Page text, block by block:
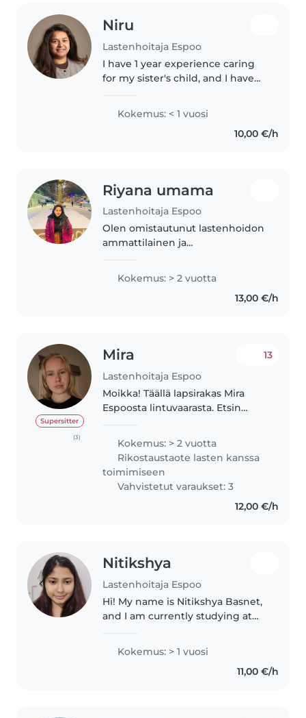
Niru
Lastenhoitaja Espoo
I have 1 year experience caring
for my sister's child, and I have
truly enjoy working with
children and love spending..
Kokemus: < 1 vuosi
10,00 €/h
Riyana umama
Lastenhoitaja Espoo
Olen omistautunut lastenhoidon
ammattilainen ja
yliopistossa, jolla on kokemusta
Kokemus: > 2 vuotta
13,00 €/h
Supersitter
(3)
Mira
Lastenhoitaja Espoo
13
Moikka! Täällä lapsirakas Mira
Espoosta lintuvaarasta. Etsin
loppunu ja olisin kiinnotunut
hoitamaan lapsia! Olen
aikatauluissa todella joustava.
Pystyn..
Kokemus: > 2 vuotta
Rikostaustaote lasten kanssa
toimimiseen
Vahvistetut varaukset: 3
12,00 €/h
Nitikshya
Lastenhoitaja Espoo
Hi! My name is Nitikshya Basnet,
and I am currently studying at
Sciences in Finland. I enjoy
spending time with children
and taking care of them. I grew..
Kokemus: > 1 vuosi
11,00 €/h